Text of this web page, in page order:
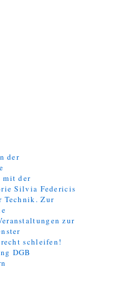
der
mit der
Silvia Federicis
Technik. Zur
zur
schleifen!
DGB